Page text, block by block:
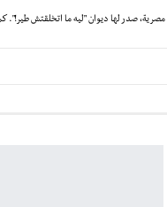
صدر لها ديوان "ليه ما اتخلقتش طير!".